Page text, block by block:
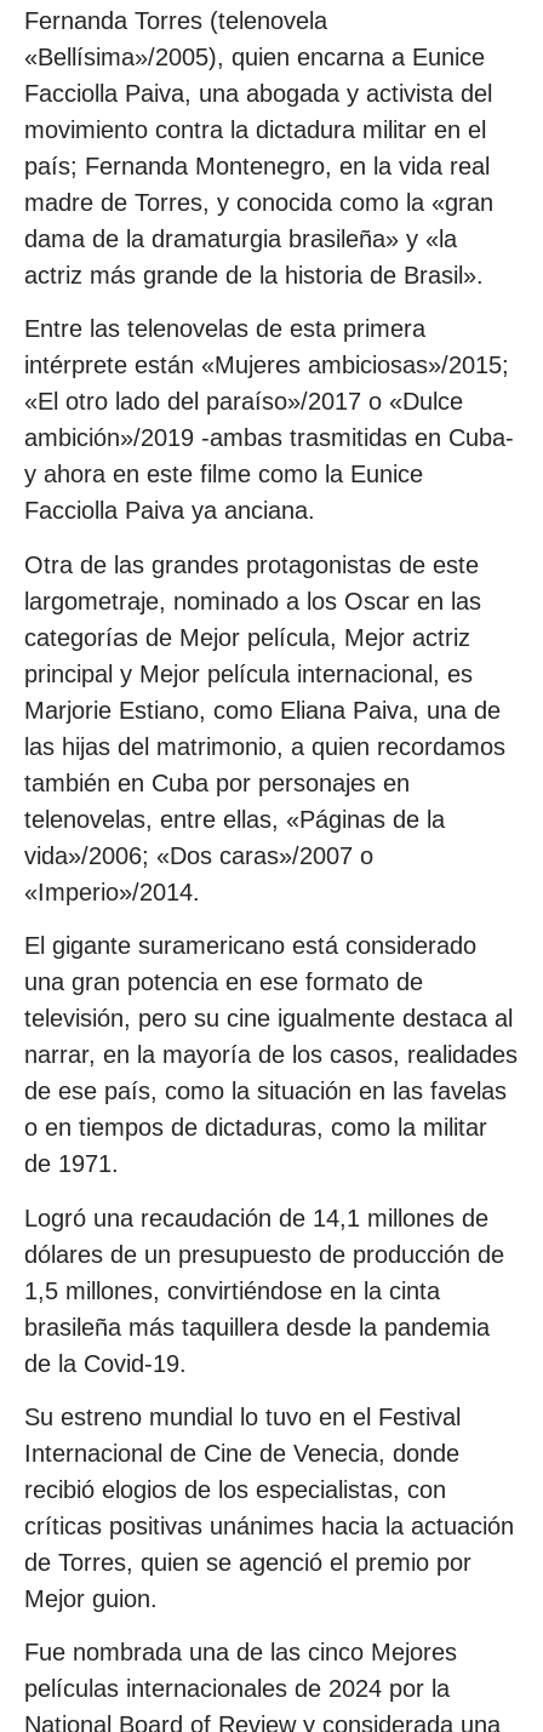
Fernanda Torres (telenovela
«Bellísima»/2005), quien encarna a Eunice
Facciolla Paiva, una abogada y activista del
movimiento contra la dictadura militar en el
país; Fernanda Montenegro, en la vida real
madre de Torres, y conocida como la «gran
dama de la dramaturgia brasileña» y «la
actriz más grande de la historia de Brasil».
Entre las telenovelas de esta primera
intérprete están «Mujeres ambiciosas»/2015;
«El otro lado del paraíso»/2017 o «Dulce
ambición»/2019 -ambas trasmitidas en Cuba-
y ahora en este filme como la Eunice
Facciolla Paiva ya anciana.
Otra de las grandes protagonistas de este
largometraje, nominado a los Oscar en las
categorías de Mejor película, Mejor actriz
principal y Mejor película internacional, es
Marjorie Estiano, como Eliana Paiva, una de
las hijas del matrimonio, a quien recordamos
también en Cuba por personajes en
telenovelas, entre ellas, «Páginas de la
vida»/2006; «Dos caras»/2007 o
«Imperio»/2014.
El gigante suramericano está considerado
una gran potencia en ese formato de
televisión, pero su cine igualmente destaca al
narrar, en la mayoría de los casos, realidades
de ese país, como la situación en las favelas
o en tiempos de dictaduras, como la militar
de 1971.
Logró una recaudación de 14,1 millones de
dólares de un presupuesto de producción de
1,5 millones, convirtiéndose en la cinta
brasileña más taquillera desde la pandemia
de la Covid-19.
Su estreno mundial lo tuvo en el Festival
Internacional de Cine de Venecia, donde
recibió elogios de los especialistas, con
críticas positivas unánimes hacia la actuación
de Torres, quien se agenció el premio por
Mejor guion.
Fue nombrada una de las cinco Mejores
películas internacionales de 2024 por la
National Board of Review y considerada una